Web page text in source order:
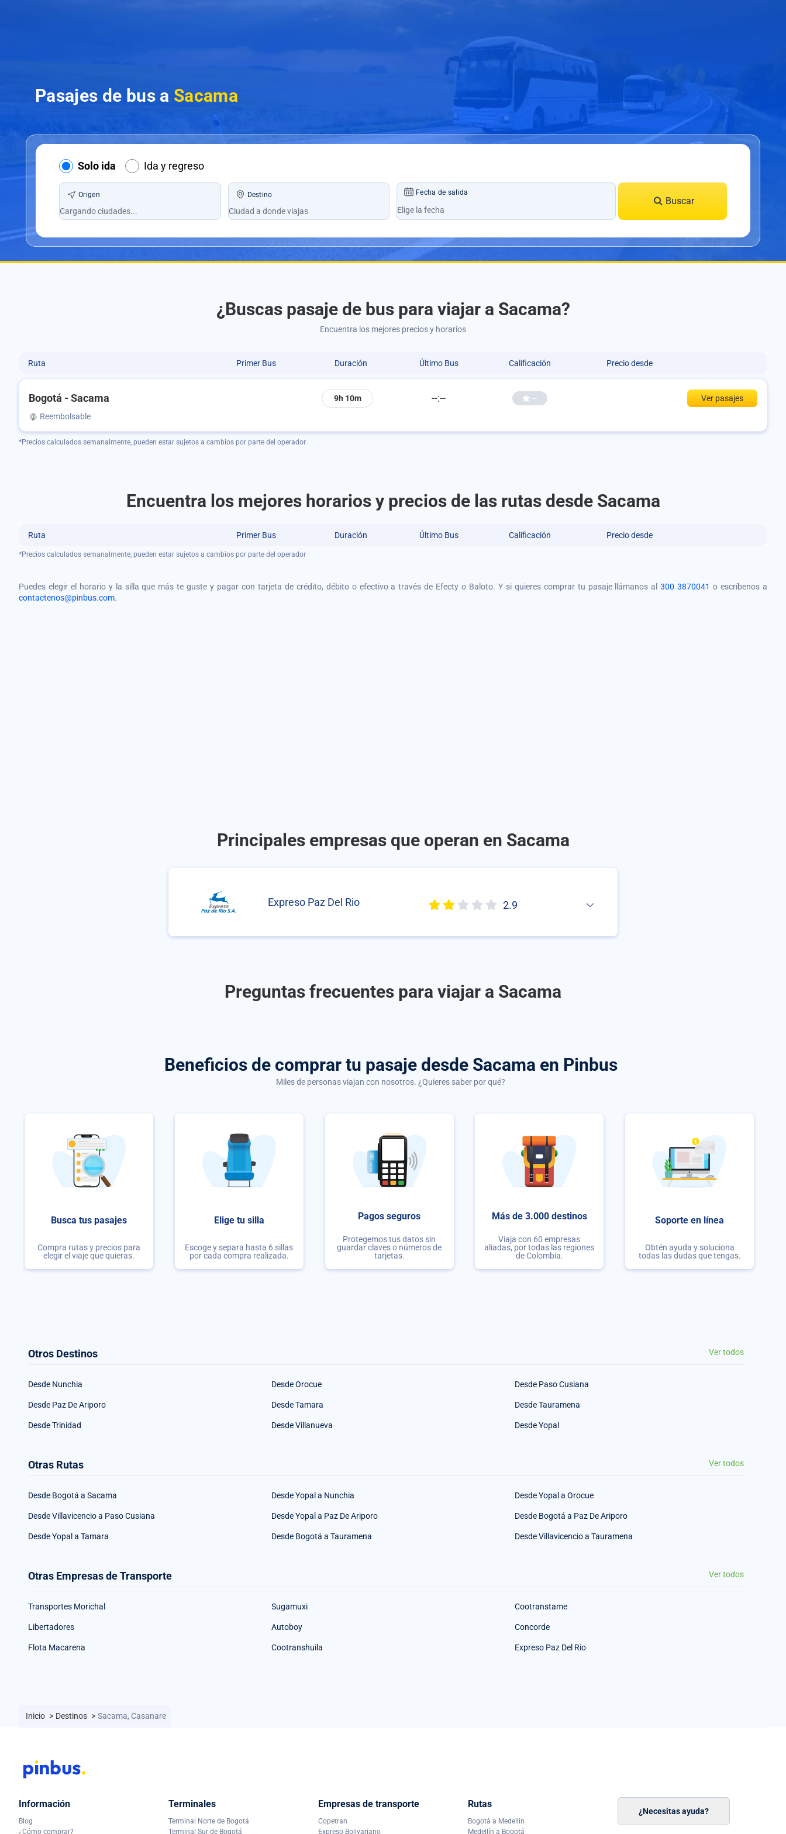
Pasajes de bus a Sacama
Solo ida Ida y regreso
Origen Destino Fecha de salida
Buscar
¿Buscas pasaje de bus para viajar a Sacama?
Encuentra los mejores precios y horarios
Ruta Primer Bus Duración Último Bus Calificación Precio desde
Bogotá - Sacama 9h 10m --:-- --
Ver pasajes
Reembolsable
*Precios calculados semanalmente, pueden estar sujetos a cambios por parte del operador
Encuentra los mejores horarios y precios de las rutas desde Sacama
Ruta Primer Bus Duración Último Bus Calificación Precio desde
*Precios calculados semanalmente, pueden estar sujetos a cambios por parte del operador
Puedes elegir el horario y la silla que más te guste y pagar con tarjeta de crédito, débito o efectivo a través de Efecty o Baloto. Y si quieres comprar tu pasaje llámanos al300 3870041 o escríbenos a
contactenos@pinbus.com.
Principales empresas que operan en Sacama
Expreso Paz Del Rio 2.9
Preguntas frecuentes para viajar a Sacama
Beneficios de comprar tu pasaje desde Sacama en Pinbus
Miles de personas viajan con nosotros. ¿Quieres saber por qué?
Busca tus pasajes
Compra rutas y precios para
elegir el viaje que quieras.
Elige tu silla
Escoge y separa hasta 6 sillas
por cada compra realizada.
Pagos seguros
Protegemos tus datos sin
guardar claves o números de
tarjetas.
Más de 3.000 destinos
Viaja con 60 empresas
aliadas, por todas las regiones
de Colombia.
Soporte en línea
Obtén ayuda y soluciona
todas las dudas que tengas.
Otros Destinos Ver todos
Desde Nunchia Desde Orocue Desde Paso Cusiana
Desde Paz De Ariporo Desde Tamara Desde Tauramena
Desde Trinidad Desde Villanueva Desde Yopal
Otras Rutas Ver todos
Desde Bogotá a Sacama Desde Yopal a Nunchia Desde Yopal a Orocue
Desde Villavicencio a Paso Cusiana Desde Yopal a Paz De Ariporo Desde Bogotá a Paz De Ariporo
Desde Yopal a Tamara Desde Bogotá a Tauramena Desde Villavicencio a Tauramena
Otras Empresas de Transporte Ver todos
Transportes Morichal Sugamuxi Cootranstame
Libertadores Autoboy Concorde
Flota Macarena Cootranshuila Expreso Paz Del Rio
Inicio > Destinos > Sacama, Casanare
Información
Blog
¿Cómo comprar?
Terminales
Terminal Norte de Bogotá
Terminal Sur de Bogotá
Empresas de transporte
Copetran
Expreso Bolivariano
Rutas
Bogotá a Medellín
Medellín a Bogotá
¿Necesitas ayuda?